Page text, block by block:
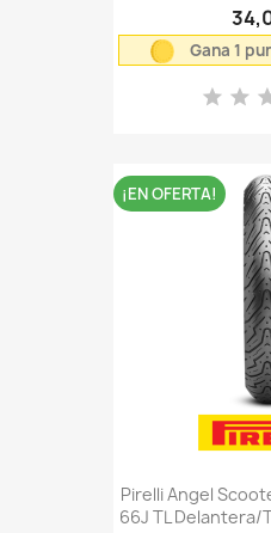
Gana 1
Pirelli Angel
66J TL Delantera/
¡EN OFERTA!